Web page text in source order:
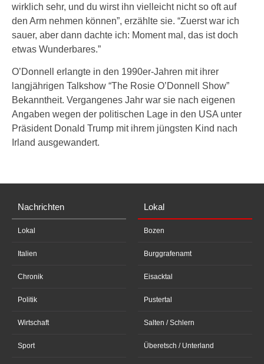
wirklich sehr, und du wirst ihn vielleicht nicht so oft auf
den Arm nehmen können”, erzählte sie. “Zuerst war ich
sauer, aber dann dachte ich: Moment mal, das ist doch
etwas Wunderbares.”
O’Donnell erlangte in den 1990er-Jahren mit ihrer
langjährigen Talkshow “The Rosie O’Donnell Show”
Bekanntheit. Vergangenes Jahr war sie nach eigenen
Angaben wegen der politischen Lage in den USA unter
Präsident Donald Trump mit ihrem jüngsten Kind nach
Irland ausgewandert.
Nachrichten
Lokal
Italien
Chronik
Politik
Wirtschaft
Sport
Lokal
Bozen
Burggrafenamt
Eisacktal
Pustertal
Salten / Schlern
Überetsch / Unterland